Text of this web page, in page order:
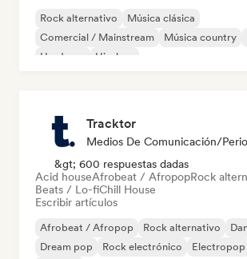
Rock alternativo
Música clásica
Comercial / Mainstream
Música country
Hardcore
Hip-hop
Tracktor
Medios De Comunicación/
&gt; 600 respuestas dadas
Acid houseAfrobeat / AfropopRock
Beats / Lo-fiChill House
Escribir artículos
Afrobeat / Afropop Rock alternativo
Dream pop
Rock electrónico Electropop